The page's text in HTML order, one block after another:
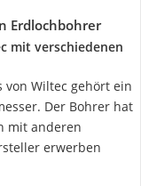
Erdlochbohrer
mit verschiedenen
von Wiltec gehört ein
Der Bohrer hat
mit anderen
erwerben